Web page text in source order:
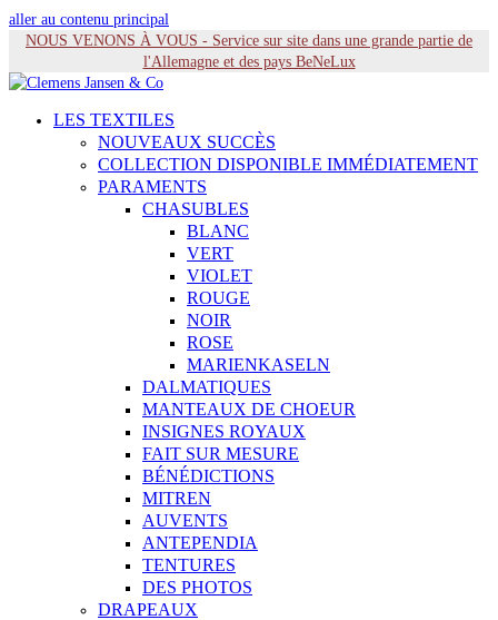
aller au contenu principal
NOUS VENONS À VOUS - Service sur site dans une grande partie de
l'Allemagne et des pays BeNeLux
LES TEXTILES
NOUVEAUX SUCCÈS
COLLECTION DISPONIBLE IMMÉDIATEMENT
PARAMENTS
CHASUBLES
BLANC
VERT
VIOLET
ROUGE
NOIR
ROSE
MARIENKASELN
DALMATIQUES
MANTEAUX DE CHOEUR
INSIGNES ROYAUX
FAIT SUR MESURE
BÉNÉDICTIONS
MITREN
AUVENTS
ANTEPENDIA
TENTURES
DES PHOTOS
DRAPEAUX